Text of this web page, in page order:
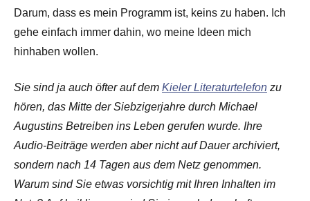
Darum, dass es mein Programm ist, keins zu haben. Ich
gehe einfach immer dahin, wo meine Ideen mich
hinhaben wollen.
Sie sind ja auch öfter auf dem Kieler Literaturtelefon zu
hören, das Mitte der Siebzigerjahre durch Michael
Augustins Betreiben ins Leben gerufen wurde. Ihre
Audio-Beiträge werden aber nicht auf Dauer archiviert,
sondern nach 14 Tagen aus dem Netz genommen.
Warum sind Sie etwas vorsichtig mit Ihren Inhalten im